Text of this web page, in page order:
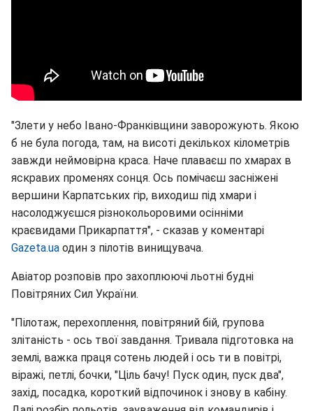
"Злети у небо Івано-Франківщини заворожують. Якою
б не була погода, там, на висоті декількох кілометрів
завжди неймовірна краса. Наче плаваєш по хмарах в
яскравих променях сонця. Ось помічаєш засніжені
вершини Карпатських гір, виходиш під хмари і
насолоджуєшся різнокольоровими осінніми
краєвидами Прикарпаття", - сказав у коментарі
Gazeta.ua один з пілотів винищувача.
Авіатор розповів про захоплюючі льотні будні
Повітряних Сил України.
"Пілотаж, перехоплення, повітряний бій, групова
злітаність - ось твої завдання. Тривала підготовка на
землі, важка праця сотень людей і ось ти в повітрі,
віражі, петлі, бочки, "Ціль бачу! Пуск один, пуск два",
захід, посадка, короткий відпочинок і знову в кабіну.